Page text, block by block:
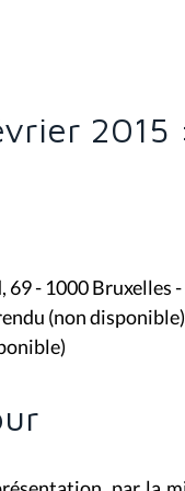
2015
69 - 1000 Bruxelles
(non disponible)